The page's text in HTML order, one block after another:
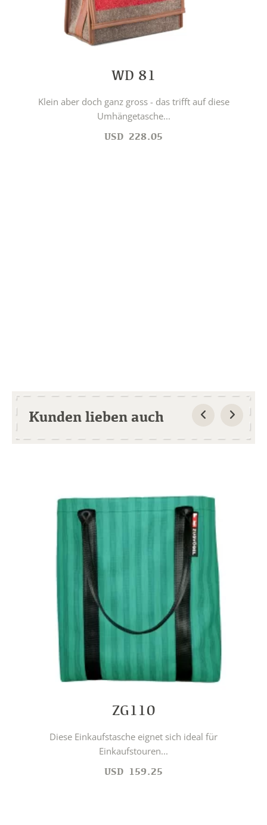
WD 81
Klein aber doch ganz gross - das trifft auf diese
Umhängetasche...
USD 228.05
Kunden lieben auch
ZG110
Diese Einkaufstasche eignet sich ideal für
Einkaufstouren...
USD 159.25